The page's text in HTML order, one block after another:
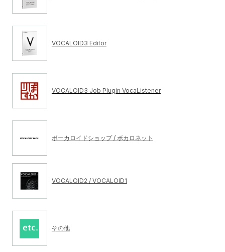
VOCALOID3 Editor
VOCALOID3 Job Plugin VocaListener
ボーカロイドショップ / ボカロネット
VOCALOID2 / VOCALOID1
その他